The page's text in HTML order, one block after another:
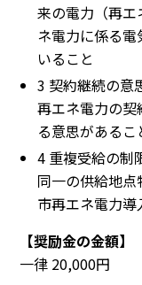
来の電力（再エ
ネ電力に係る
いること
3 契約継続の意
再エネ電力の
る意思があるこ
4 重複受給の制
同一の供給地
市再エネ電力
【奨励金の金額】
一律 20,000円